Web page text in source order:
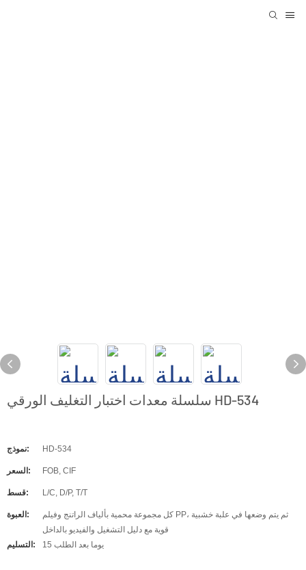
سلسلة معدات اختبار التغليف الورقي HD-534
نموذج: HD-534
السعر: FOB, CIF
قسط: L/C, D/P, T/T
العبوة:
كل مجموعة محمية بألياف الراتنج وفيلم PP، ثم يتم وضعها في علبة خشبية
قوية مع دليل التشغيل والفيديو بالداخل
التسليم:
15 يوما بعد الطلب